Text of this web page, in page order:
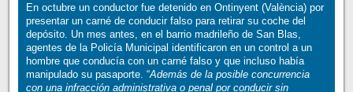
En octubre un conductor fue detenido en Ontinyent (València) por
presentar un carné de conducir falso para retirar su coche del
depósito. Un mes antes, en el barrio madrileño de San Blas,
agentes de la Policía Municipal identificaron en un control a un
hombre que conducía con un carné falso y que incluso había
manipulado su pasaporte. “Además de la posible concurrencia
con una infracción administrativa o penal por conducir sin